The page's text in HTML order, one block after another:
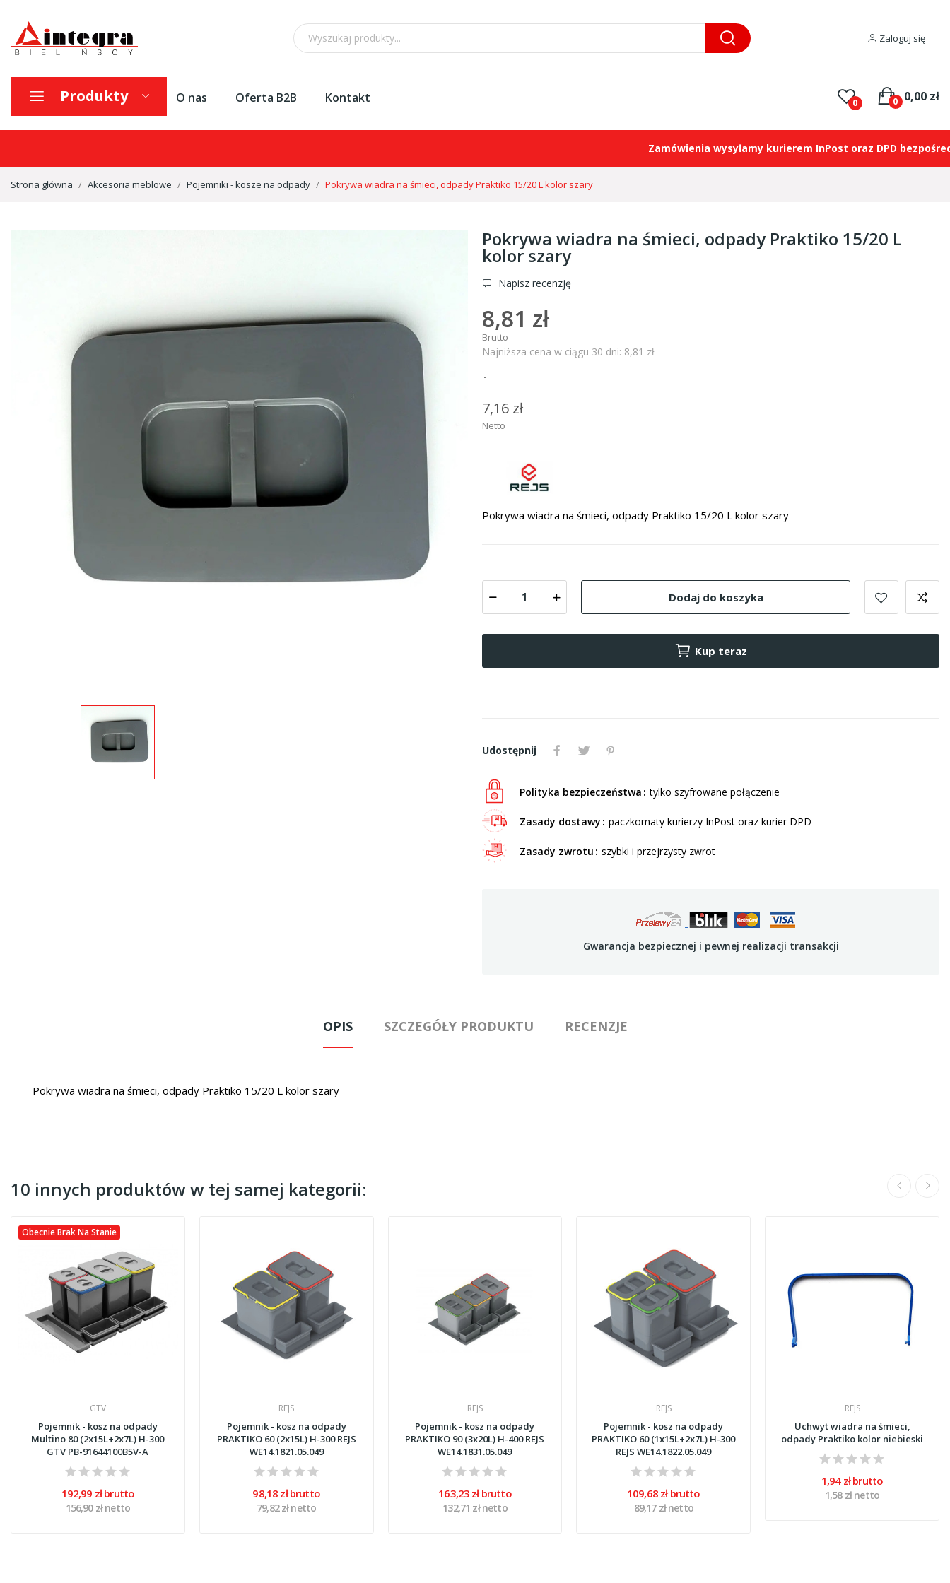
Zaloguj się
Produkty O nas Oferta B2B Kontakt 0 0,00 zł
0
Zamówienia wysyłamy kurierem InPost oraz DPD
Strona główna Akcesoria meblowe Pojemniki - kosze na odpady Pokrywa wiadra na śmieci, odpady Praktiko 15/20 L kolor szary
Pokrywa wiadra na śmieci, odpady Praktiko 15/20 L
kolor szary
Napisz recenzję
8,81 zł
Brutto
Najniższa cena w ciągu 30 dni: 8,81 zł
7,16 zł
Netto
Pokrywa wiadra na śmieci, odpady Praktiko 15/20 L kolor szary
Dodaj do koszyka
Kup teraz
Udostępnij
Polityka bezpieczeństwa tylko szyfrowane połączenie
Zasady dostawy paczkomaty kurierzy InPost oraz kurier DPD
Zasady zwrotu szybki i przejrzysty zwrot
Gwarancja bezpiecznej i pewnej realizacji transakcji
OPIS SZCZEGÓŁY PRODUKTU RECENZJE
Pokrywa wiadra na śmieci, odpady Praktiko 15/20 L kolor szary
10 innych produktów w tej samej kategorii:
Obecnie Brak Na Stanie
GTV
Pojemnik - kosz na odpady
Multino 80 (2x15L+2x7L) H-300
GTV PB-91644100B5V-A
192,99 zł brutto
156,90 zł netto
REJS
Pojemnik - kosz na odpady
PRAKTIKO 60 (2x15L) H-300 REJS
WE14.1821.05.049
98,18 zł brutto
79,82 zł netto
REJS
Pojemnik - kosz na odpady
PRAKTIKO 90 (3x20L) H-400 REJS
WE14.1831.05.049
163,23 zł brutto
132,71 zł netto
REJS
Pojemnik - kosz na odpady
PRAKTIKO 60 (1x15L+2x7L) H-300
REJS WE14.1822.05.049
109,68 zł brutto
89,17 zł netto
REJS
Uchwyt wiadra na śmieci,
odpady Praktiko kolor niebieski
1,94 zł brutto
1,58 zł netto